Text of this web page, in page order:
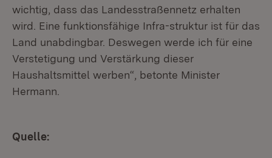
wichtig, dass das Landesstraßennetz erhalten
wird. Eine funktionsfähige Infra-struktur ist für das
Land unabdingbar. Deswegen werde ich für eine
Verstetigung und Verstärkung dieser
Haushaltsmittel werben“, betonte Minister
Hermann.
Quelle: